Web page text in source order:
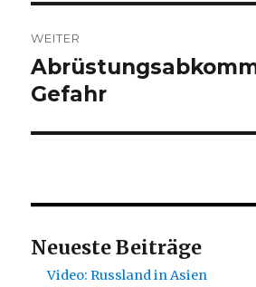
WEITER
Nächster
Beitrag:
Gefahr
Neueste Beiträge
Video: Russland in Asien